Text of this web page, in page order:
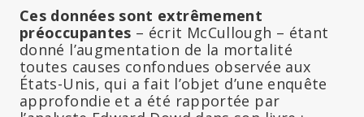
Ces données sont extrêmement
préoccupantes – écrit McCullough – étant
donné l’augmentation de la mortalité
toutes causes confondues observée aux
États-Unis, qui a fait l’objet d’une enquête
approfondie et a été rapportée par